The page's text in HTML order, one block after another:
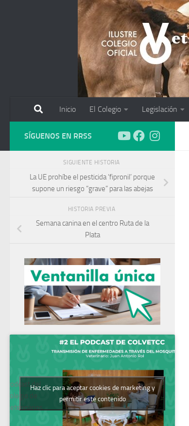
Inicio El Colegio Legislación
SÍGUENOS EN RRSS
SIGUIENTE HISTORIA
La UE prohíbe el pesticida ‘fipronil’ porque
supone un riesgo “grave” para las abejas
HISTORIA PREVIA
Semana canina en el centro Ruta de la
Plata
Podcast del
Colegio de
Veterinarios
Haz clic para aceptar cookies de marketing y
permitir este contenido